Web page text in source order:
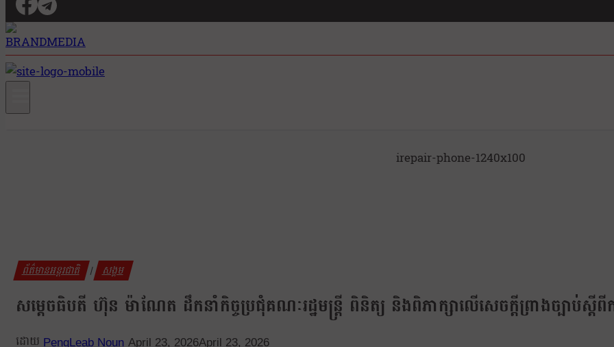
irepair-phone-1240x100
ព័ត៌មានអន្តរជាតិ | សង្គម
សម្ដេចធិបតី ហ៊ុន ម៉ាណែត ដឹកនាំកិច្ចប្រជុំគណៈរដ្ឋមន្ត្រី ពិនិត្យ និងពិភាក្សាលើសេចក្តីព្រាងច្បាប់ស្តីពី
PengLeab Noun April 23, 2026April 23, 2026